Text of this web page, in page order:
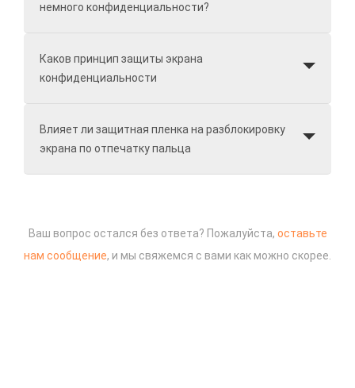
немного конфиденциальности?
Каков принцип защиты экрана
конфиденциальности
Влияет ли защитная пленка на разблокировку
экрана по отпечатку пальца
Ваш вопрос остался без ответа? Пожалуйста, оставьте
нам сообщение, и мы свяжемся с вами как можно скорее.